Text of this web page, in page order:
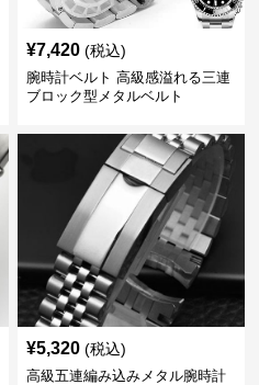
¥7,420 (税込)
腕時計ベルト 高級感溢れる三連
ブロック型メタルベルト
¥5,320 (税込)
高級五連編み込みメタル腕時計